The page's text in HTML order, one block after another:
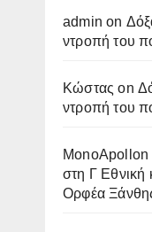
admin on
ντροπή του
Κώστας on
ντροπή του
MonoApollon
στη Γ Εθνική
Ορφέα